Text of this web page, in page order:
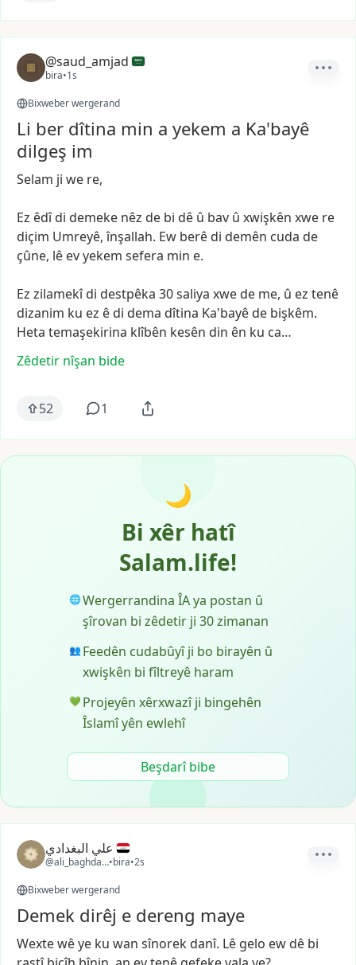
@saud_amjad
bira•1s
Bixweber wergerand
Li ber dîtina min a yekem a Ka'bayê
dilgeş im
Selam ji we re,
Ez êdî di demeke nêz de bi dê û bav û xwişkên xwe re
diçim Umreyê, înşallah. Ew berê di demên cuda de
çûne, lê evyekem sefera min e.
Ez zilamekî di destpêka 30saliya xwe de me, û ez tenê
dizanim ku ez ê di dema dîtina Ka'bayê de bişkêm.
Heta temaşekirina klîbên kesên din ên ku ca…
Zêdetir nîşan bide
52 1
🌙
Bi xêr hatî
Salam.life!
🌐Wergerrandina ÎA ya postan û
şîrovan bi zêdetir ji 30 zimanan
👥 Feedên cudabûyî ji bo birayên û
xwişkên bi fîltreyê haram
💚 Projeyên xêrxwazî ji bingehên
Îslamî yên ewlehî
Beşdarî bibe
علي البغدادي
@ali_baghdadi3
•bira•2s
Bixweber wergerand
Demek dirêj e dereng maye
Wextewêye ku wan sînorek danî. Lê gelo ew dê bi